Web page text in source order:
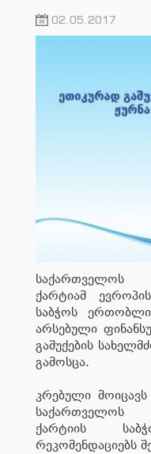
02.05.2017
საქართველოს
ქარტიამ
საბჭოს
არსებული
გაშუქების
გამოსცა.
კრებული
საქართველოს
ქარტიის
რეკომენდაციებს